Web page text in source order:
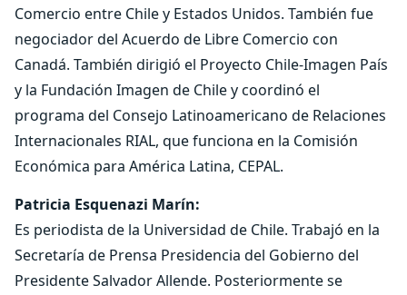
Comercio entre Chile y Estados Unidos. También fue
negociador del Acuerdo de Libre Comercio con
Canadá. También dirigió el Proyecto Chile-Imagen País
y la Fundación Imagen de Chile y coordinó el
programa del Consejo Latinoamericano de Relaciones
Internacionales RIAL, que funciona en la Comisión
Económica para América Latina, CEPAL.
Patricia Esquenazi Marín:
Es periodista de la Universidad de Chile. Trabajó en la
Secretaría de Prensa Presidencia del Gobierno del
Presidente Salvador Allende. Posteriormente se